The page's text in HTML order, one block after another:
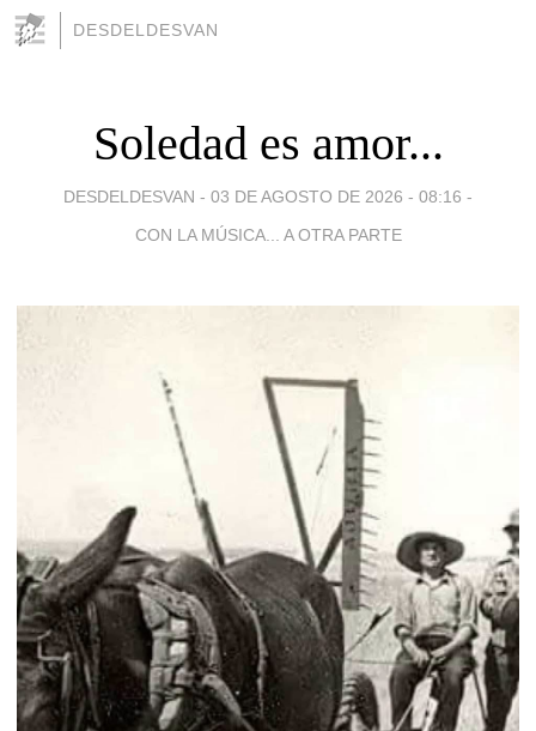
DESDELDESVAN
Soledad es amor...
DESDELDESVAN - 03 DE AGOSTO DE 2026 - 08:16 -
CON LA MÚSICA... A OTRA PARTE